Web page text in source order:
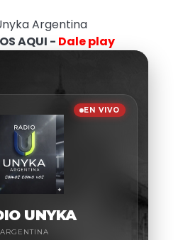
Argentina
AQUI - Dale play